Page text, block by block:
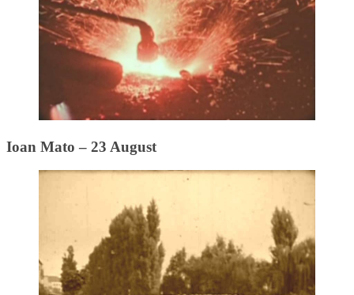
Ioan Mato – 23 August